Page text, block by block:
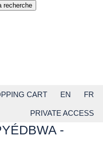
recherche
FR
EN
CART
PRIVATE ACCESS
-